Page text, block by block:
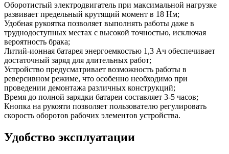
Оборотистый электродвигатель при максимальной нагрузке
развивает предельный крутящий момент в 18 Нм;
Удобная рукоятка позволяет выполнять работы даже в
труднодоступных местах с высокой точностью, исключая
вероятность брака;
Литий-ионная батарея энергоемкостью 1,3 Ач обеспечивает
достаточный заряд для длительных работ;
Устройство предусматривает возможность работы в
реверсивном режиме, что особенно необходимо при
проведении демонтажа различных конструкций;
Время до полной зарядки батареи составляет 3-5 часов;
Кнопка на рукояти позволяет пользователю регулировать
скорость оборотов рабочих элементов устройства.
Удобство эксплуатации